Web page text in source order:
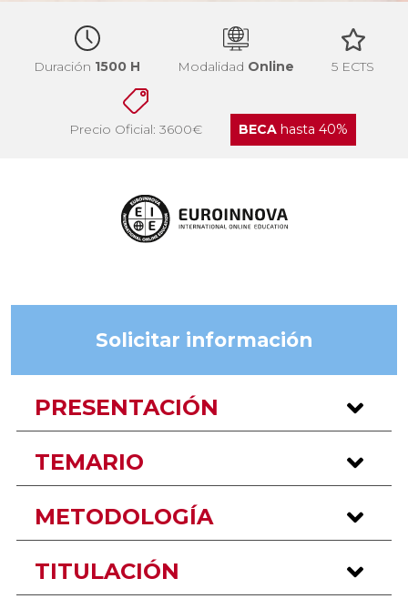
Duración 1500 H Modalidad Online 5 ECTS
Precio Oficial: 3600€ BECAhasta 40%
Solicitar información
PRESENTACIÓN
TEMARIO
METODOLOGÍA
TITULACIÓN